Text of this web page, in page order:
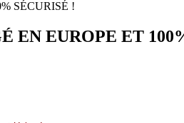
EN EUROPE ET